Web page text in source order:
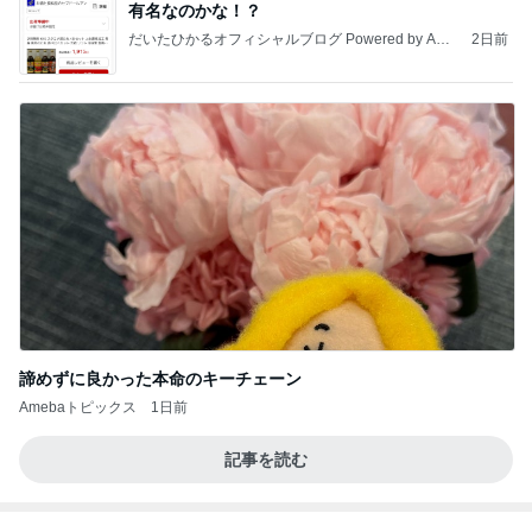
有名なのかな！？
だいたひかるオフィシャルブログ Powered by Ame
2日前
諦めずに良かった本命のキーチェーン
Amebaトピックス 1日前
記事を読む